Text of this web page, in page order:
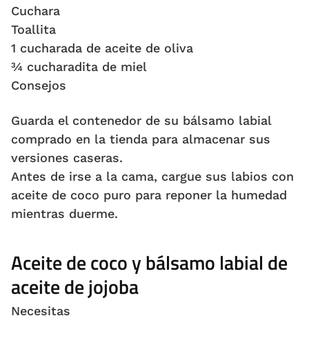
Cuchara
Toallita
1 cucharada de aceite de oliva
¾ cucharadita de miel
Consejos
Guarda el contenedor de su bálsamo labial
comprado en la tienda para almacenar sus
versiones caseras.
Antes de irse a la cama, cargue sus labios con
aceite de coco puro para reponer la humedad
mientras duerme.
Aceite de coco y bálsamo labial de
aceite de jojoba
Necesitas